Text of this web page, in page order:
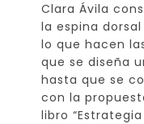
Clara Ávila
la espina
lo que hacen
que se diseña
hasta que se
con la
libro